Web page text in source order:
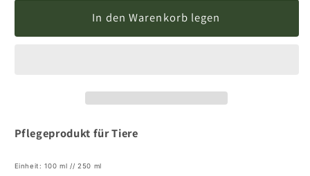
In den Warenkorb legen
Pflegeprodukt für Tiere
Einheit: 100 ml // 250 ml